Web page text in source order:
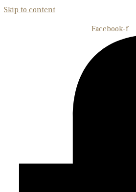
Skip to content
Facebook-f